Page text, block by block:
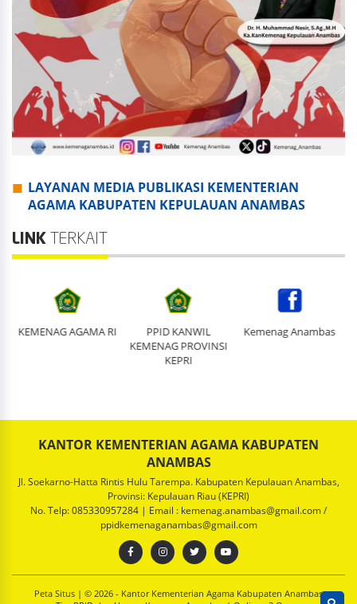
LAYANAN MEDIA PUBLIKASI KEMENTERIAN
AGAMA KABUPATEN KEPULAUAN ANAMBAS
LINK TERKAIT
PPID KANWIL
Kemenag Anambas Kemenag_Anambas
KANTOR KEMENTERIAN AGAMA KABUPATEN
ANAMBAS
Jl. Soekarno-Hatta Rintis Hulu Tarempa. Kabupaten Kepulauan Anambas,
Provinsi: Kepulauan Riau (KEPRI)
No. Telp: 085330957284 | Email : kemenag.anambas@gmail.com /
ppidkemenaganambas@gmail.com
Peta Situs | © 2026 - Kantor Kementerian Agama Kabupaten Anambas